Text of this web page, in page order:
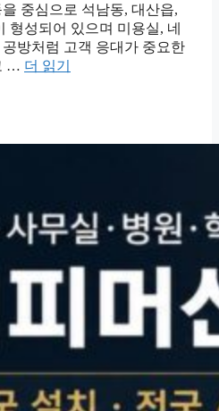
중심으로 석남동, 대산읍,
형성되어 있으며 미용실, 네
방처럼 고객 응대가 중요한
… 더 읽기